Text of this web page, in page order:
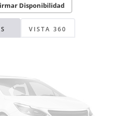
Disponibilidad
VISTA 360
revise luego